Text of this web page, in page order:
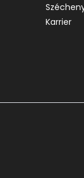
Karrier